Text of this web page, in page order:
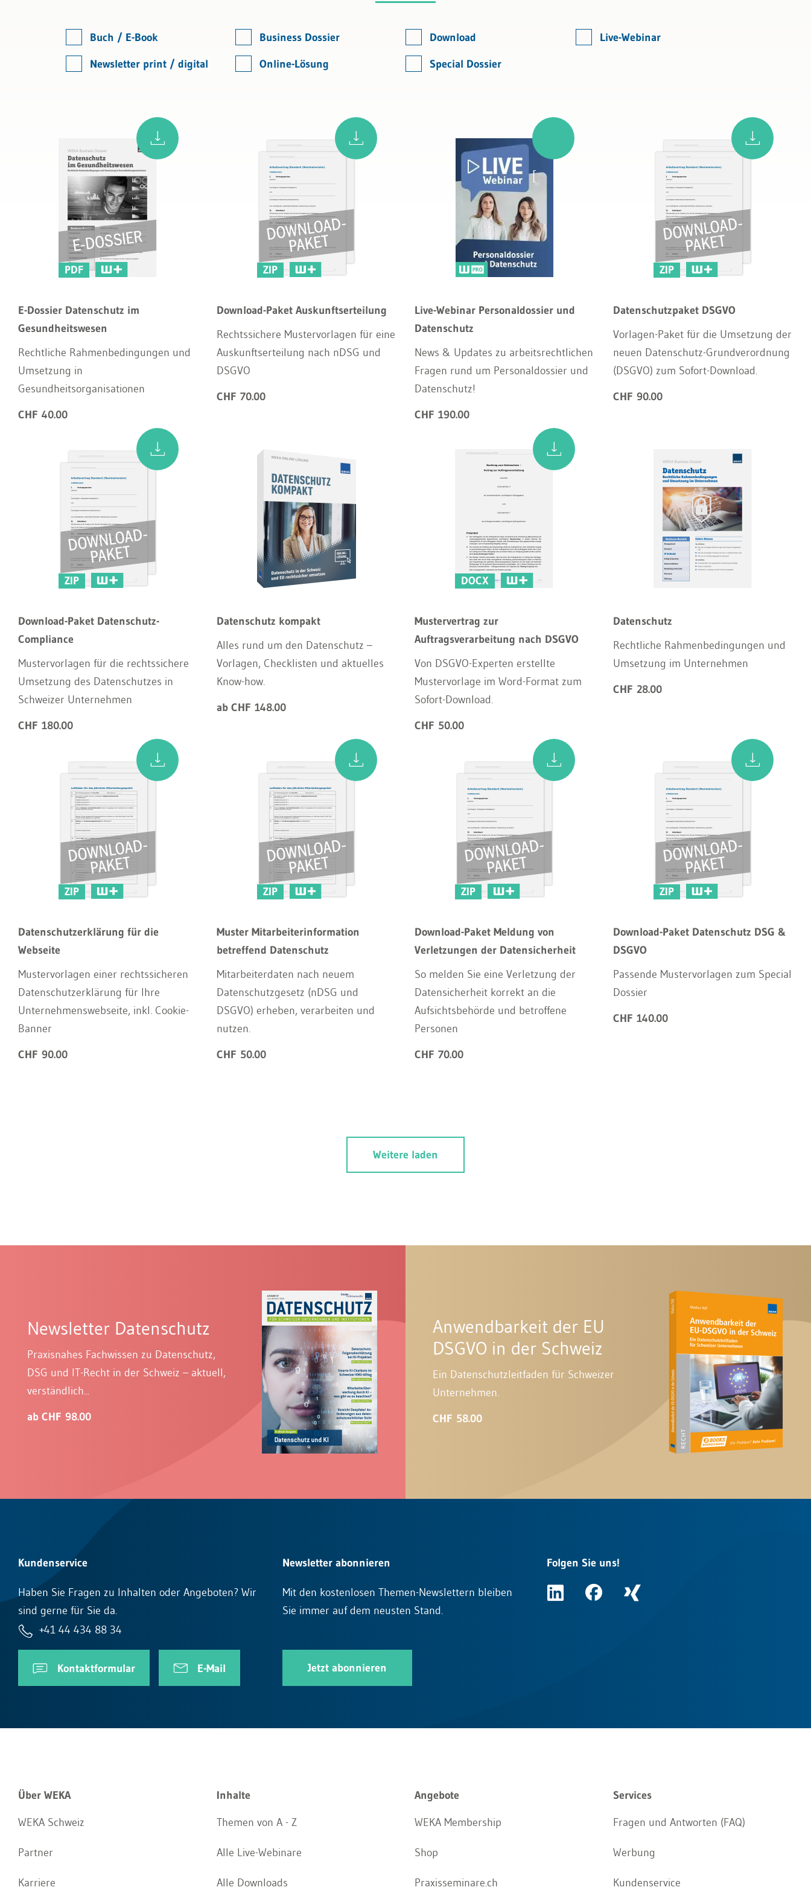
Allgemeines Privatrecht
Datenschutz und IT-Recht
Buch / E-Book Business Dossier Download
Live-Webinar
Newsletter print / digital
Online-Lösung Special Dossier
PDF
E-Dossier Datenschutz im
Gesundheitswesen
Rechtliche Rahmenbedingungen und
Umsetzung in
Gesundheitsorganisationen
CHF 40.00
ZIP
Download-Paket Auskunftserteilung
Rechtssichere Mustervorlagen für eine
Auskunftserteilung nach nDSG und
DSGVO
CHF 70.00
[
Live-Webinar Personaldossier und
Datenschutz
News & Updates zu arbeitsrechtlichen
Fragen rund um Personaldossier und
Datenschutz!
CHF 190.00
ZIP
Datenschutzpaket DSGVO
Vorlagen-Paket für die Umsetzung der
neuen Datenschutz-Grundverordnung
(DSGVO) zum Sofort-Download.
CHF 90.00
ZIP
Download-Paket Datenschutz-
Compliance
Mustervorlagen für die rechtssichere
Umsetzung des Datenschutzes in
Schweizer Unternehmen
CHF 180.00
Datenschutz kompakt
Alles rund um den Datenschutz –
Vorlagen, Checklisten und aktuelles
Know-how.
ab CHF 148.00
DOCX
Mustervertrag zur
Auftragsverarbeitung nach DSGVO
Von DSGVO-Experten erstellte
Mustervorlage im Word-Format zum
Sofort-Download.
CHF 50.00
Datenschutz
Rechtliche Rahmenbedingungen und
Umsetzung im Unternehmen
CHF 28.00
ZIP
Datenschutzerklärung für die
Webseite
Mustervorlagen einer rechtssicheren
Datenschutzerklärung für Ihre
Unternehmenswebseite, inkl. Cookie-
Banner
CHF 90.00
ZIP
Muster Mitarbeiterinformation
betreffend Datenschutz
Mitarbeiterdaten nach neuem
Datenschutzgesetz (nDSG und
DSGVO) erheben, verarbeiten und
nutzen.
CHF 50.00
ZIP
Download-Paket Meldung von
Verletzungen der Datensicherheit
So melden Sie eine Verletzung der
Datensicherheit korrekt an die
Aufsichtsbehörde und betroffene
Personen
CHF 70.00
ZIP
Download-Paket Datenschutz DSG &
DSGVO
Passende Mustervorlagen zum Special
Dossier
CHF 140.00
Weitere laden
Newsletter Datenschutz
Praxisnahes Fachwissen zu Datenschutz,
DSG und IT-Recht in der Schweiz – aktuell,
verständlich...
ab CHF 98.00
Anwendbarkeit der EU
DSGVO in der Schweiz
Ein Datenschutzleitfaden für Schweizer
Unternehmen.
CHF 58.00
Kundenservice
Haben Sie Fragen zu Inhalten oder Angeboten? Wir
sind gerne für Sie da.
+41 44 434 88 34
Kontaktformular E-Mail
Newsletter abonnieren
Mit den kostenlosen Themen-Newslettern bleiben
Sie immer auf dem neusten Stand.
Jetzt abonnieren
Folgen Sie uns!
Über WEKA
WEKA Schweiz
Partner
Karriere
Inhalte
Themen von A - Z
Alle Live-Webinare
Alle Downloads
Angebote
WEKA Membership
Shop
Praxisseminare.ch
Services
Fragen und Antworten (FAQ)
Werbung
Kundenservice